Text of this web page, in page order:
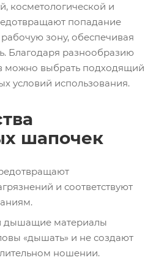
косметологической и
попадание
зону, обеспечивая
Благодаря разнообразию
можно выбрать подходящий
условий использования.
шапочек
и соответствуют
дышащие материалы
«дышать» и не создают
ношении.